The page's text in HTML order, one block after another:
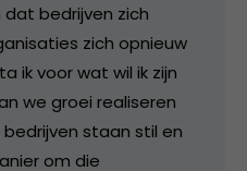
dat bedrijven zich
zich opnieuw
ik voor wat wil ik zijn
we groei realiseren
staan stil en
om die